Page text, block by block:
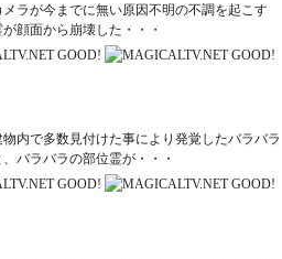
ラが今までに無い原因不明の不調を起こす
顔面から崩壊した・・・
内で多数見付けた事により発覚したバラバラ
バラバラの部位霊が・・・